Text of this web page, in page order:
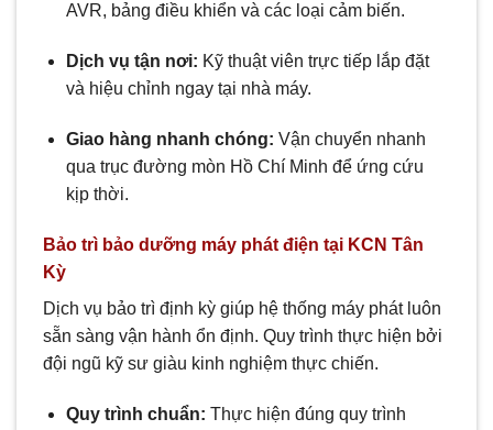
AVR, bảng điều khiển và các loại cảm biến.
Dịch vụ tận nơi: Kỹ thuật viên trực tiếp lắp đặt
và hiệu chỉnh ngay tại nhà máy.
Giao hàng nhanh chóng: Vận chuyển nhanh
qua trục đường mòn Hồ Chí Minh để ứng cứu
kịp thời.
Bảo trì bảo dưỡng máy phát điện tại KCN Tân
Kỳ
Dịch vụ bảo trì định kỳ giúp hệ thống máy phát luôn
sẵn sàng vận hành ổn định. Quy trình thực hiện bởi
đội ngũ kỹ sư giàu kinh nghiệm thực chiến.
Quy trình chuẩn: Thực hiện đúng quy trình